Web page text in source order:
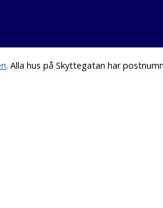
. Alla hus på Skyttegatan har